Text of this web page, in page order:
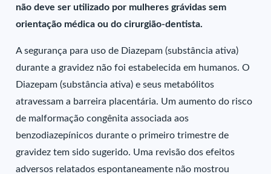
não deve ser utilizado por mulheres grávidas sem
orientação médica ou do cirurgião-dentista.
A segurança para uso de Diazepam (substância ativa)
durante a gravidez não foi estabelecida em humanos. O
Diazepam (substância ativa) e seus metabólitos
atravessam a barreira placentária. Um aumento do risco
de malformação congênita associada aos
benzodiazepínicos durante o primeiro trimestre de
gravidez tem sido sugerido. Uma revisão dos efeitos
adversos relatados espontaneamente não mostrou